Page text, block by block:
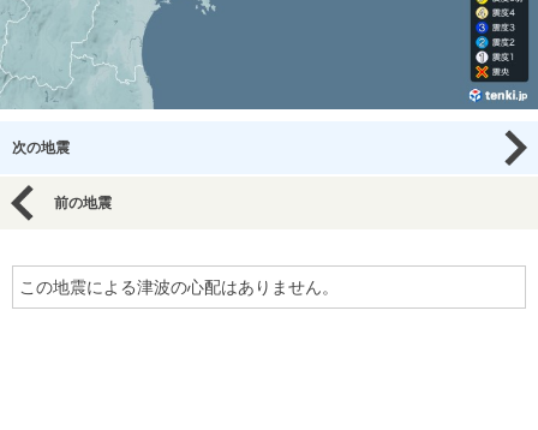
次の地震
前の地震
この地震による津波の心配はありません。